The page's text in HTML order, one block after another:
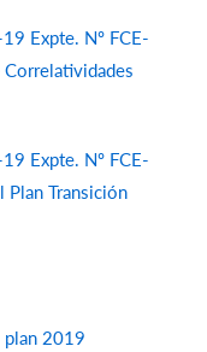
Expte. Nº FCE-
Expte. Nº FCE-
Transición
plan 2019